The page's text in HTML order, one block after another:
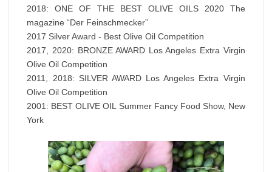
2018: ONE OF THE BEST OLIVE OILS 2020 The
magazine “Der Feinschmecker”
2017 Silver Award - Best Olive Oil Competition
2017, 2020: BRONZE AWARD Los Angeles Extra Virgin
Olive Oil Competition
2011, 2018: SILVER AWARD Los Angeles Extra Virgin
Olive Oil Competition
2001: BEST OLIVE OIL Summer Fancy Food Show, New
York